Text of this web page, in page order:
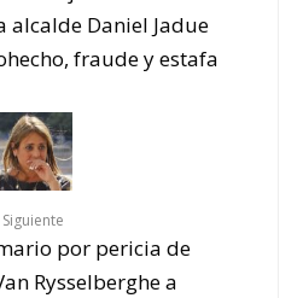
alcalde Daniel Jadue
fraude y estafa
Siguiente
por pericia de
Rysselberghe a